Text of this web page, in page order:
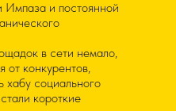
Импаза и постоянной
в сети немало,
от конкурентов,
хабу социального
короткие